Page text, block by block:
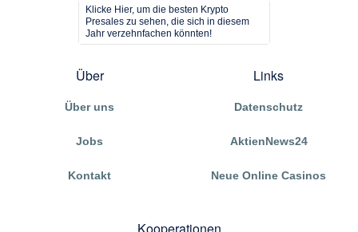
Klicke Hier, um die besten Krypto
Presales zu sehen, die sich in diesem
Jahr verzehnfachen könnten!
Über
Über uns
Jobs
Kontakt
Links
Datenschutz
AktienNews24
Neue Online Casinos